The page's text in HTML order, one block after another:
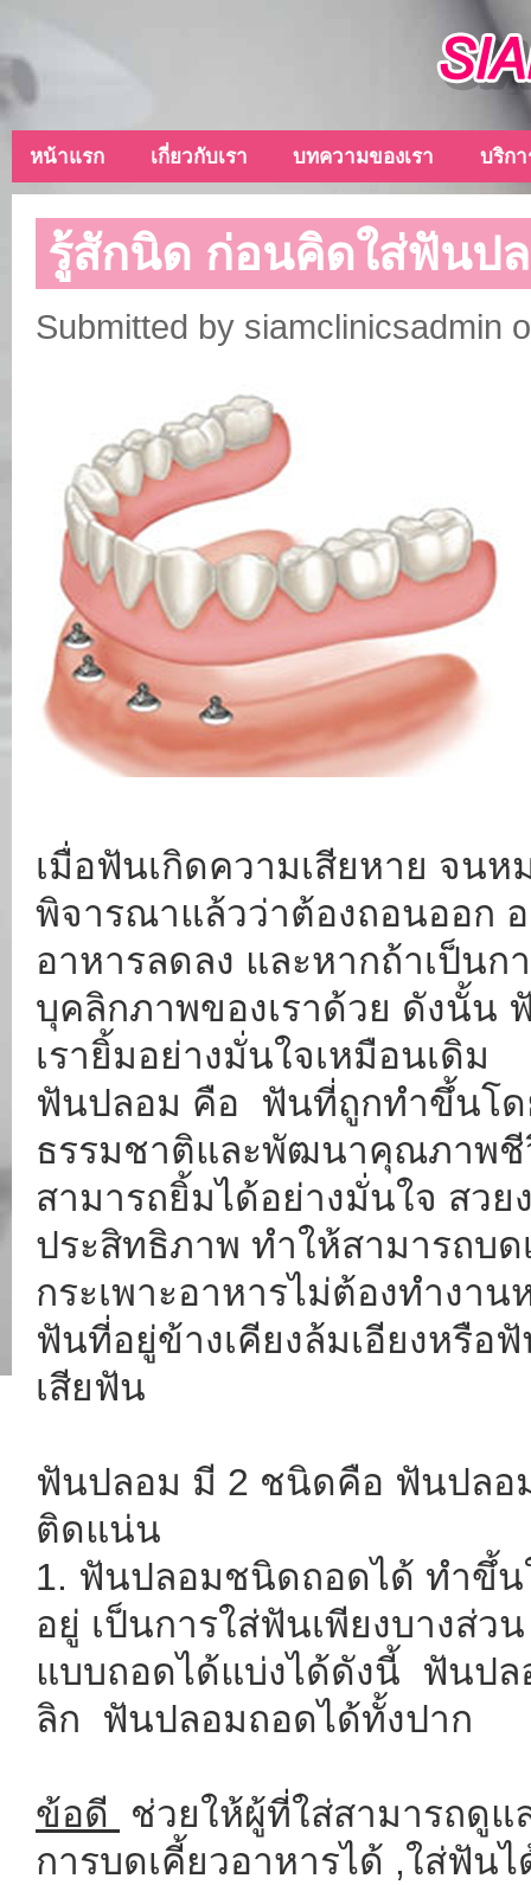
หน้าแรก เกี่ยวกับเรา บทความของเรา บริกา
รู้สักนิด ก่อนคิดใส่ฟันป
Submitted by siamclinicsadmin
เมื่อฟันเกิดความเสียหาย จน
พิจารณาแล้วว่าต้องถอนออก
อาหารลดลง และหากถ้าเป็น
บุคลิกภาพของเราด้วย ดังนั้น
เรายิ้มอย่างมั่นใจเหมือนเดิม
ฟันปลอม คือ ฟันที่ถูกทำขึ้นโ
ธรรมชาติและพัฒนาคุณภาพ
สามารถยิ้มได้อย่างมั่นใจ สวย
ประสิทธิภาพ ทำให้สามารถบด
กระเพาะอาหารไม่ต้องทำงา
ฟันที่อยู่ข้างเคียงล้มเอียงหรือ
เสียฟัน
ฟันปลอม มี 2 ชนิดคือ ฟันปล
ติดแน่น
1. ฟันปลอมชนิดถอดได้ ทำขึ้น
อยู่ เป็นการใส่ฟันเพียงบางส่
แบบถอดได้แบ่งได้ดังนี้ ฟันป
ลิก ฟันปลอมถอดได้ทั้งปาก
ข้อดี
ช่วยให้ผู้ที่ใส่สามารถดูแ
การบดเคี้ยวอาหารได้ ,ใส่ฟัน